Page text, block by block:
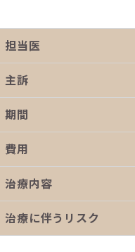
担当医
主訴
期間
費用
治療内容
治療に伴うリスク